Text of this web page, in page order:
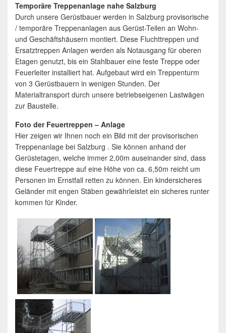
Temporäre Treppenanlage nahe Salzburg
Durch unsere Gerüstbauer werden in Salzburg provisorische
/ temporäre Treppenanlagen aus Gerüst-Teilen an Wohn-
und Geschäftshäusern montiert. Diese Fluchttreppen und
Ersatztreppen Anlagen werden als Notausgang für oberen
Etagen genutzt, bis ein Stahlbauer eine feste Treppe oder
Feuerleiter installiert hat. Aufgebaut wird ein Treppenturm
von 3 Gerüstbauern in wenigen Stunden. Der
Materialtransport durch unsere betriebseigenen Lastwägen
zur Baustelle.
Foto der Feuertreppen – Anlage
Hier zeigen wir Ihnen noch ein Bild mit der provisorischen
Treppenanlage bei Salzburg . Sie können anhand der
Gerüstetagen, welche immer 2,00m auseinander sind, dass
diese Feuertreppe auf eine Höhe von ca. 6,50m reicht um
Personen im Ernstfall retten zu können. Ein kindersicheres
Geländer mit engen Stäben gewährleistet ein sicheres runter
kommen für Kinder.